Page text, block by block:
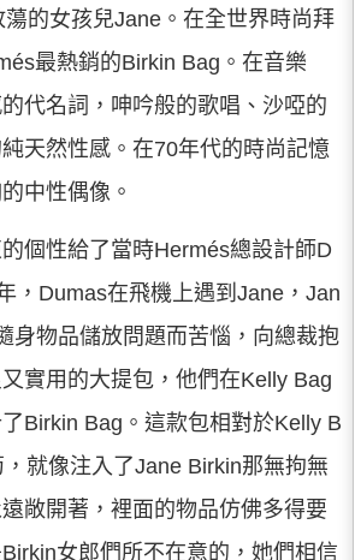
的女孩兒Jane。在全世界時尚拜
最熱銷的Birkin Bag。在音樂
代名詞，呻吟般的歌唱、沙啞的
天然性感。在70年代的時尚記憶
中性偶像。
個性給了當時Hermés總設計師D
，Dumas在飛機上遇到Jane，Jan
身物品儲放問題而苦惱，向總裁抱
實用的大提包，他們在Kelly Bag
Birkin Bag。這款包相對於Kelly B
就像注入了Jane Birkin那無拘無
敞開著，裡面的物品仿佛多得要
女郎們所不在意的，她們相信